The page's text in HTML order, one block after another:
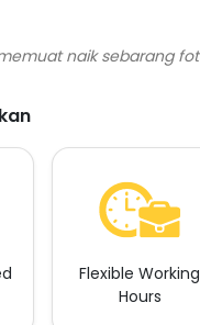
Flexible Working
Hours